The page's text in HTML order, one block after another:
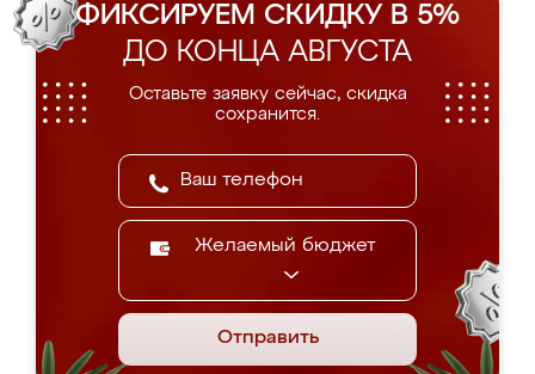
ФИКСИРУЕМ СКИДКУ В 5%
ДО КОНЦА АВГУСТА
Оставьте заявку сейчас, скидка
сохранится.
Желаемый бюджет
Отправить